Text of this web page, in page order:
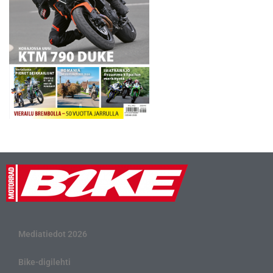
Mediatiedot 2026
Bike-digilehti